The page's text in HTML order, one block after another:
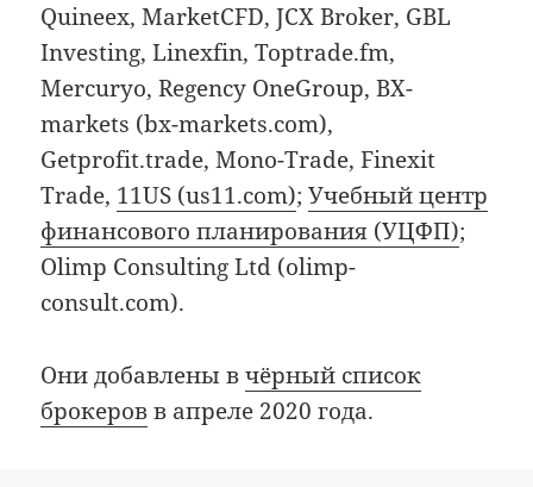
Quineex, MarketCFD, JCX Broker, GBL
Investing, Linexfin, Toptrade.fm,
Mercuryo, Regency OneGroup, BX-
markets (bx-markets.com),
Getprofit.trade, Mono-Trade, Finexit
Trade, 11US (us11.com);Учебный центр
финансового планирования (УЦФП);
Olimp Consulting Ltd (olimp-
consult.com).
Они добавлены вчёрный список
брокеровв апреле 2020 года.